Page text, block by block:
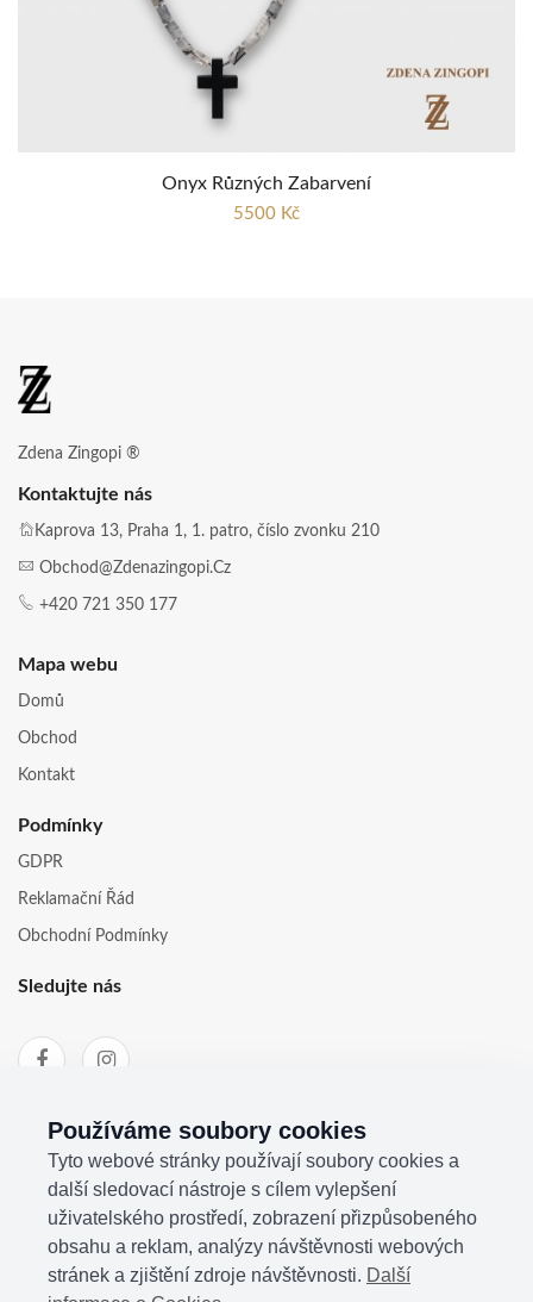
Onyx Různých Zabarvení
Zdena Zingopi ®
Kontaktujte nás
Kaprova 13, Praha 1, 1. patro, číslo zvonku 210
Obchod@zdenazingopi.cz
+420 721 350 177
Mapa webu
Domů
Obchod
Kontakt
Podmínky
GDPR
Reklamační Řád
Obchodní Podmínky
Sledujte nás
Používáme soubory cookies
Tyto webové stránky používají soubory cookies a
další sledovací nástroje s cílem vylepšení
uživatelského prostředí, zobrazení přizpůsobeného
obsahu a reklam, analýzy návštěvnosti webových
stránek a zjištění zdroje návštěvnosti. Další